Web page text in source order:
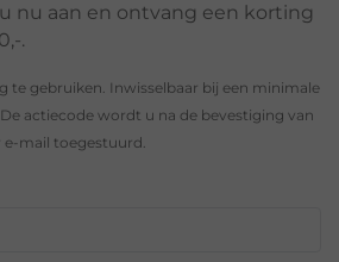
nu aan en ontvang een korting
.
te gebruiken. Inwisselbaar bij een minimale
actiecode wordt u na de bevestiging van
e-mail toegestuurd.